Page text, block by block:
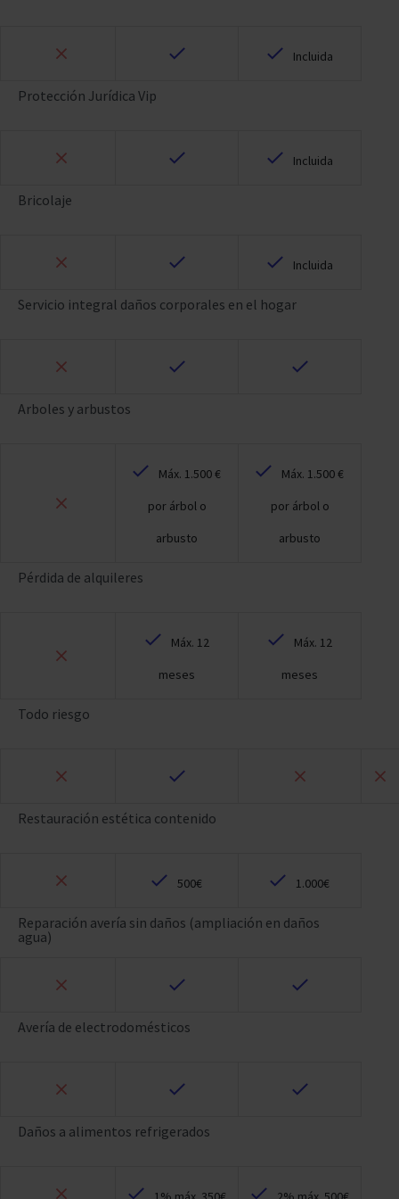
Incluida
Protección Jurídica Vip
Incluida
Bricolaje
Incluida
Servicio integral daños corporales en el hogar
Arboles y arbustos
Máx. 1.500 €
por árbol o
arbusto
Máx. 1.500 €
por árbol o
arbusto
Pérdida de alquileres
Máx. 12
meses
Máx. 12
meses
Todo riesgo
Restauración estética contenido
500€ 1.000€
Reparación avería sin daños (ampliación en daños
agua)
Avería de electrodomésticos
Daños a alimentos refrigerados